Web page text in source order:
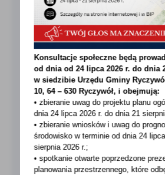
treści w postaci wiadomości, ofert,
społecznościowych.
Konsultacje społeczne będą
od dnia od 24 lipca 2026 r. do dnia
w siedzibie Urzędu Gminy
10, 64 – 630 Ryczywół, i obejmują:
• zbieranie uwag do projektu planu
dnia 24 lipca 2026 r. do dnia 21
• zbieranie wniosków i uwag do
środowisko w terminie od dnia 24
sierpnia 2026 r.;
• spotkanie otwarte poprzedzone
planowania przestrzennego, które